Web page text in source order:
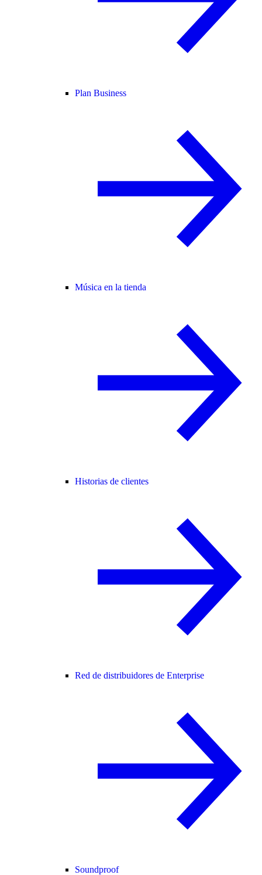
Plan Business
Música en la tienda
Historias de clientes
Red de distribuidores de Enterprise
Soundproof